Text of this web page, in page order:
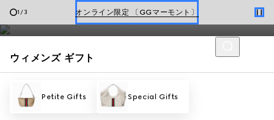
1 /3 オンライン限定 〔GGマーモント〕
ホリデーに最適なトラベルアイテム
オンライン限定 〔GGマーモント〕
グッチが厳選したウィメンズギフトから、贈り物に最適なアイテ
ムをお選びください。
ウィメンズ ギフト
Petite Gifts Special Gifts